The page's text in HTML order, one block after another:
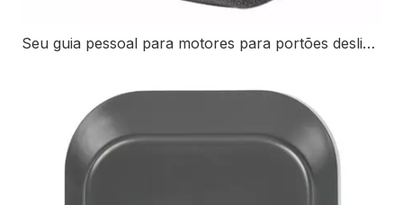
Seu guia pessoal para motores para portões deslizantes: tipos, benefícios e dicas de instalação